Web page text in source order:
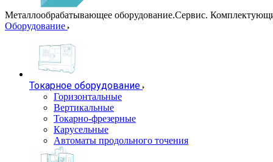
Металлообрабатывающее оборудование.Сервис.
Оборудование
Токарное оборудование
Горизонтальные
Вертикальные
Токарно-фрезерные
Карусельные
Автоматы продольного точения